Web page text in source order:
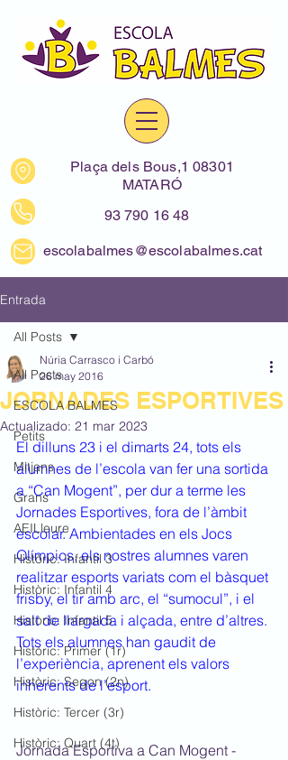
Plaça dels Bous,1 08301
MATARÓ
93 790 16 48
escolabalmes@escolabalmes.cat
Entrada
All Posts
ESCOLA BALMES
Petits
Mitjans
Grans
AEILleure
Històric: Infantil 3
Històric: Infantil 4
Històric: Infantil 5
Històric: Primer (1r)
Històric: Segon (2n)
Històric: Tercer (3r)
Històric: Quart (4t)
All Posts
JORNADES ESPORTIVES
Núria Carrasco i Carbó
26 may 2016
Actualizado: 21 mar 2023
El dilluns 23 i el dimarts 24, tots els
alumnes de l’escola van fer una sortida
a “Can Mogent”, per dur a terme les
Jornades Esportives, fora de l’àmbit
escolar. Ambientades en els Jocs
Olímpics, els nostres alumnes varen
realitzar esports variats com el bàsquet
frisby, el tir amb arc, el “sumocul”, i el
salt de llargada i alçada, entre d’altres.
Tots els alumnes han gaudit de
l’experiència, aprenent els valors
inherents de l’esport.
Jornada Esportiva a Can Mogent -